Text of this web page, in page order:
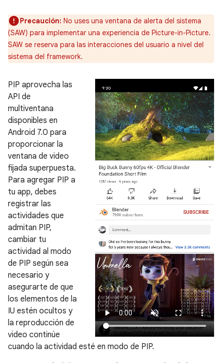
Precaución: No uses una ventana de alerta del sistema
(SAW) para implementar una experiencia de Picture-in-Picture.
SAW se reserva para las interacciones del usuario a nivel del
sistema del framework.
PIP aprovecha las
API de
multiventana
disponibles en
Android 7.0 para
proporcionar la
ventana de video
fijada superpuesta.
Para agregar PIP a
tu app, debes
registrar las
actividades que
admitan PIP,
cambiar tu
actividad al modo
de PIP según sea
necesario y
asegurarte de que
los elementos de la
IU estén ocultos y
la reproducción de
video continúe
cuando la actividad esté en modo de PIP.